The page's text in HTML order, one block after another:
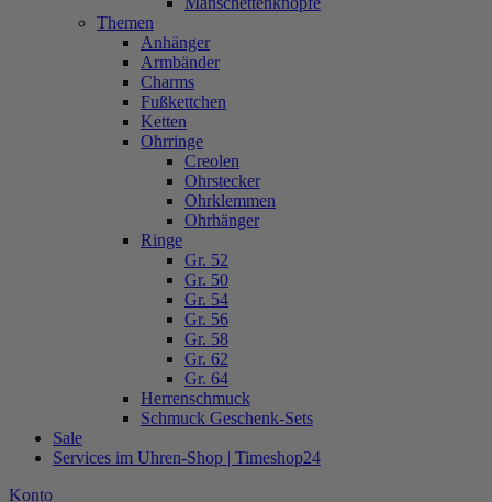
Themen
Anhänger
Armbänder
Charms
Fußkettchen
Ketten
Ohrringe
Creolen
Ohrstecker
Ohrklemmen
Ohrhänger
Ringe
Gr. 52
Gr. 50
Gr. 54
Gr. 56
Gr. 58
Gr. 62
Gr. 64
Herrenschmuck
Schmuck Geschenk-Sets
Sale
Services im Uhren-Shop | Timeshop24
Konto